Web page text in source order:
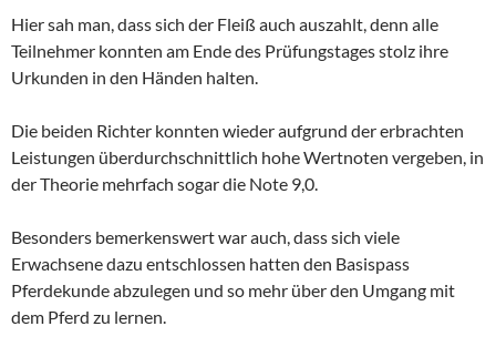
Hier sah man, dass sich der Fleiß auch auszahlt, denn alle
Teilnehmer konnten am Ende des Prüfungstages stolz ihre
Urkunden in den Händen halten.
Die beiden Richter konnten wieder aufgrund der erbrachten
Leistungen überdurchschnittlich hohe Wertnoten vergeben, in
der Theorie mehrfach sogar die Note 9,0.
Besonders bemerkenswert war auch, dass sich viele
Erwachsene dazu entschlossen hatten den Basispass
Pferdekunde abzulegen und so mehr über den Umgang mit
dem Pferd zu lernen.